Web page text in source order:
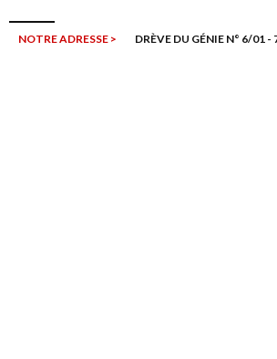
NOTRE ADRESSE > DRÈVE DU GÉNIE N° 6/01